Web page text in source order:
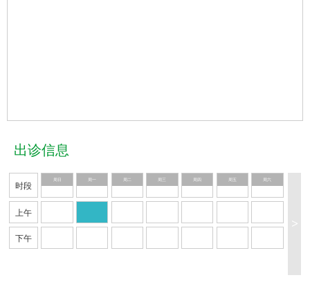
出诊信息
时段
上午
下午
周日 周一 周三 周四 周五 周六
>